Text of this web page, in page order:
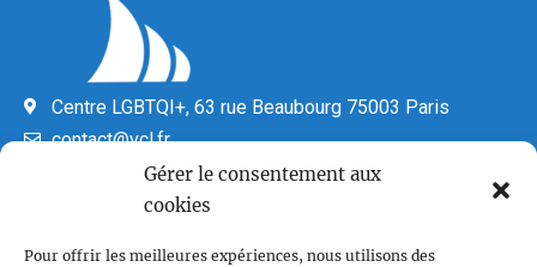
Gérer le consentement aux
cookies
Pour offrir les meilleures expériences, nous utilisons des
Centre LGBTQI+, 63 rue Beaubourg 75003 Paris
contact@vcl.fr
Associations partenaires